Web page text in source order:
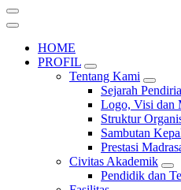
HOME
PROFIL
Tentang Kami
Sejarah
Logo, Visi dan
Struktur
Sambutan
Prestasi
Civitas Akademik
Pendidik dan